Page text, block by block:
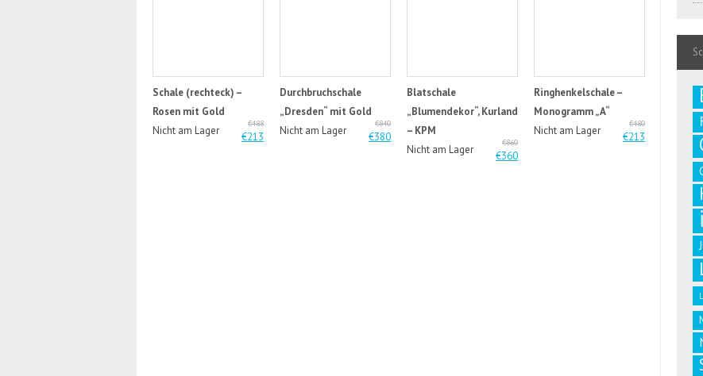
Schale (rechteck) –
Rosen mit Gold
€488
€213
Nicht am Lager
Durchbruchschale
„Dresden“ mit Gold
€840
€380
Nicht am Lager
Blatschale
„Blumendekor“, Kurland
– KPM
€860
€360
Nicht am Lager
Ringhenkelschale –
Monogramm „A“
€480
€213
Nicht am Lager